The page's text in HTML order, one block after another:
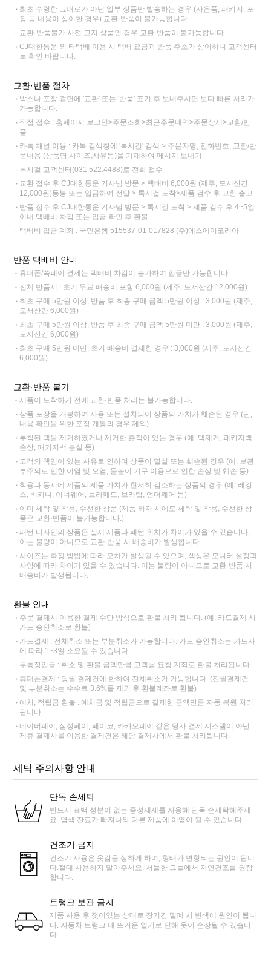
최초 수령한 그대로가 아닌 일부 상품만 발송하는 경우 (사은품, 패키지, 포
장 등 내용이 상이한 경우) 교환·반품이 불가능합니다.
교환·반품불가 사전 고지 상품인 경우 교환·반품이 불가능합니다.
CJ대한통운 외 타택배 이용 시 택배 요금과 반품 주소가 상이하니 고객센터
로 확인 바랍니다.
교환·반품 절차
박스나 포장 겉면에 '교환' 또는 '반품' 표기 후 보내주시면 보다 빠른 처리가
가능합니다.
직접 접수 : 홈페이지 로그인>주문조회>최근주문내역>주문상세>교환/반
품
카톡 채널 이용 : 카톡 검색창에 '록시걸' 검색 > 주문자명, 전화번호, 교환/반
품내용 (상품명,사이즈,사유등)을 기재하여 메시지 보내기
록시걸 고객센터(031.522.4488)로 전화 접수
교환 접수 후 CJ대한통운 기사님 방문 > 택배비 6,000원 (제주, 도서산간
12,000원)동봉 또는 입금하여 전달 > 록시걸 도착>제품 검수 후 교환 출고
반품 접수 후 CJ대한통운 기사님 방문 > 록시걸 도착 > 제품 검수 후 4~5일
이내 택배비 차감 또는 입금 확인 후 환불
택배비 입금 계좌 : 국민은행 515537-01-017828 (주)에스에이코리아
반품 택배비 안내
휴대폰/쓱페이 결제는 택배비 차감이 불가하여 입금만 가능합니다.
전체 반품시 : 초기 무료 배송비 포함 6,000원 (제주, 도서산간 12,000원)
최초 구매 5만원 이상, 반품 후 최종 구매 금액 5만원 이상 : 3,000원 (제주,
도서산간 6,000원)
최초 구매 5만원 이상, 반품 후 최종 구매 금액 5만원 미만 : 3,000원 (제주,
도서산간 6,000원)
최초 구매 5만원 미만, 초기 배송비 결제한 경우 : 3,000원 (제주, 도서산간
6,000원)
교환·반품 불가
제품이 도착하기 전에 교환·반품 처리는 불가능합니다.
상품 포장을 개봉하여 사용 또는 설치되어 상품의 가치가 훼손된 경우 (단,
내용 확인을 위한 포장 개봉의 경우 제외)
부착된 택을 제거하였거나 제거한 흔적이 있는 경우 (예: 택제거, 패키지백
손상, 패키지백 분실 등)
고객의 책임이 있는 사유로 인하여 상품이 멸실 또는 훼손된 경우 (예: 보관
부주의로 인한 이염 및 오염, 물놀이 기구 이용으로 인한 손상 및 훼손 등)
착용과 동시에 제품의 제품 가치가 현저히 감소하는 상품의 경우 (예: 레깅
스, 비키니, 이너웨어, 브라패드, 브라탑, 언더웨어 등)
이미 세탁 및 착용, 수선한 상품 (제품 하자 시에도 세탁 및 착용, 수선한 상
품은 교환·반품이 불가능합니다.)
패턴 디자인의 상품은 실제 제품과 패턴 위치가 차이가 있을 수 있습니다.
이는 불량이 아니므로 교환·반품 시 배송비가 발생합니다.
사이즈는 측정 방법에 따라 오차가 발생될 수 있으며, 색상은 모니터 설정과
사양에 따라 차이가 있을 수 있습니다. 이는 불량이 아니므로 교환·반품 시
배송비가 발생됩니다.
환불 안내
주문 결제시 이용한 결제 수단 방식으로 환불 처리 됩니다. (예: 카드결제 시
카드 승인취소로 환불)
카드결제 : 전체취소 또는 부분취소가 가능합니다. 카드 승인취소는 카드사
에 따라 1~3일 소요될 수 있습니다.
무통장입금 : 취소 및 환불 금액만큼 고객님 요청 계좌로 환불 처리됩니다.
휴대폰결제 : 당월 결제건에 한하여 전체취소가 가능합니다. (전월결제건
및 부분취소는 수수료 3.6%를 제외 후 환불계좌로 환불)
예치, 적립금 환불 : 예치금 및 적립금으로 결제한 금액만큼 자동 복원 처리
됩니다.
네이버페이, 삼성페이, 페이코, 카카오페이 같은 당사 결제 시스템이 아닌
제휴 결제사를 이용한 결제건은 해당 결제사에서 환불 처리됩니다.
세탁 주의사항 안내
단독 손세탁
반드시 표백 성분이 없는 중성세제를 사용해 단독 손세탁해주세
요. 염색 잔료가 빠져나와 다른 제품에 이염이 될 수 있습니다.
건조기 금지
건조기 사용은 옷감을 상하게 하며, 형태가 변형되는 원인이 됩니
다.절대 사용하지 말아주세요. 서늘한 그늘에서 자연건조를 권장
합니다.
트렁크 보관 금지
제품 사용 후 젖어있는 상태로 장기간 밀폐 시 변색에 원인이 됩니
다. 자동차 트렁크 내 뜨거운 열기로 인해 옷이 손상될 수 있습니
다.